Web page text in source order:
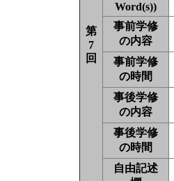
第
7
回
Word(s))
事前学修
の内容
事前学修
の時間
事後学修
の内容
事後学修
の時間
自由記述